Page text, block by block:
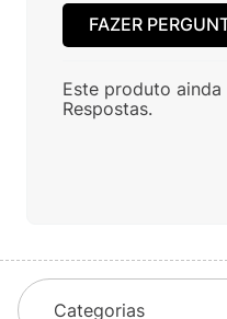
FAZER
Este produto
Respostas.
Categorias